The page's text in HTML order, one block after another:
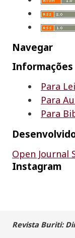
Navegar
Informações
Para
Para
Para
Open Journal
Instagram
Revista Buriti: